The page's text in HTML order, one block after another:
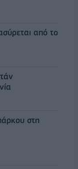
από το
στη